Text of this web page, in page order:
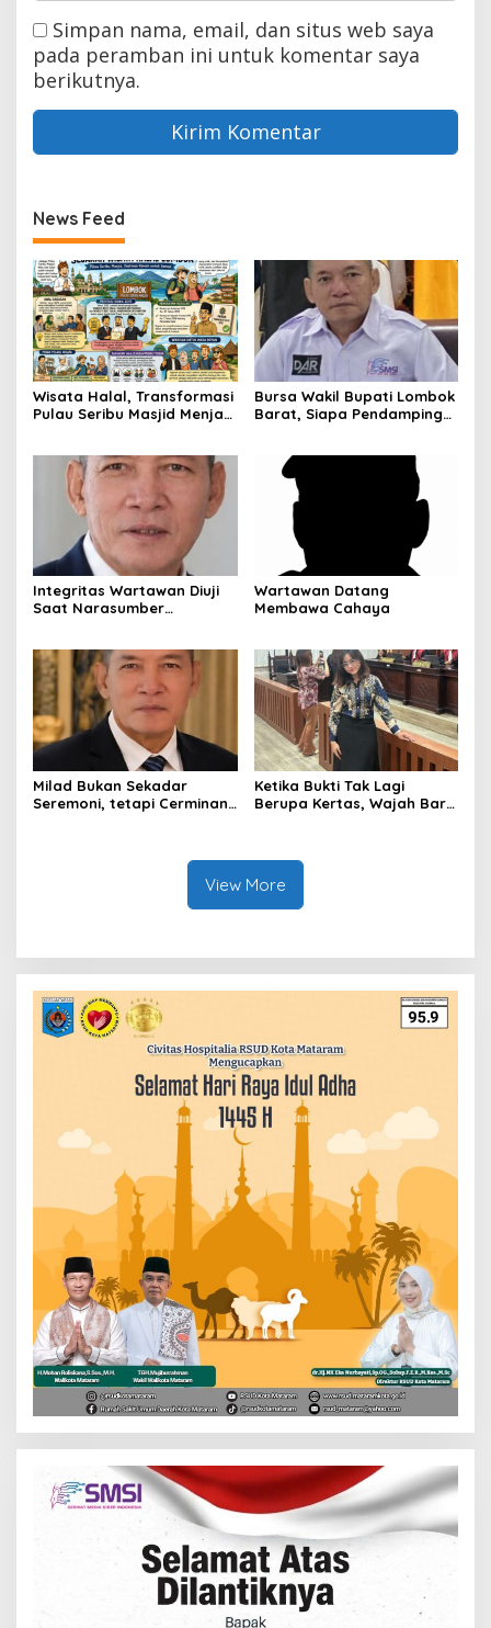
Simpan nama, email, dan situs web saya
pada peramban ini untuk komentar saya
berikutnya.
News Feed
Wisata Halal, Transformasi
Pulau Seribu Masjid Menjadi
Bursa Wakil Bupati Lombok
Barat, Siapa Pendamping
Integritas Wartawan Diuji
Saat Narasumber
Wartawan Datang
Membawa Cahaya
Milad Bukan Sekadar
Seremoni, tetapi Cerminan
Ketika Bukti Tak Lagi
Berupa Kertas, Wajah Baru
View More